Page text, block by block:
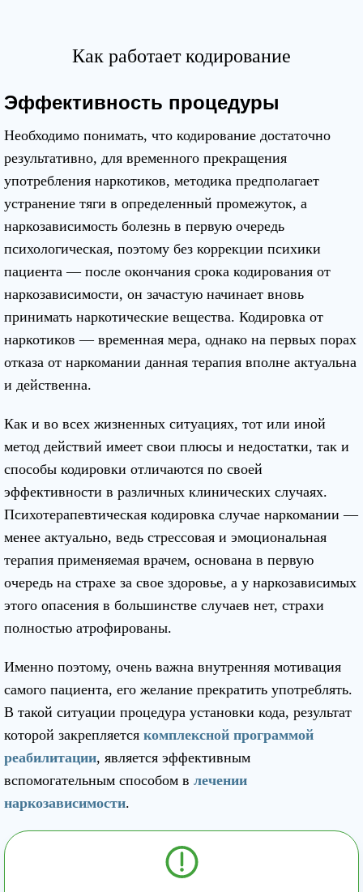
Как работает кодирование
Эффективность процедуры
Необходимо понимать, что кодирование достаточно
результативно, для временного прекращения
употребления наркотиков, методика предполагает
устранение тяги в определенный промежуток, а
наркозависимость болезнь в первую очередь
психологическая, поэтому без коррекции психики
пациента — после окончания срока кодирования от
наркозависимости, он зачастую начинает вновь
принимать наркотические вещества. Кодировка от
наркотиков — временная мера, однако на первых порах
отказа от наркомании данная терапия вполне актуальна
и действенна.
Как и во всех жизненных ситуациях, тот или иной
метод действий имеет свои плюсы и недостатки, так и
способы кодировки отличаются по своей
эффективности в различных клинических случаях.
Психотерапевтическая кодировка случае наркомании —
менее актуально, ведь стрессовая и эмоциональная
терапия применяемая врачем, основана в первую
очередь на страхе за свое здоровье, а у наркозависимых
этого опасения в большинстве случаев нет, страхи
полностью атрофированы.
Именно поэтому, очень важна внутренняя мотивация
самого пациента, его желание прекратить употреблять.
В такой ситуации процедура установки кода, результат
которой закрепляется комплексной программой
реабилитации, является эффективным
вспомогательным способом в лечении
наркозависимости.